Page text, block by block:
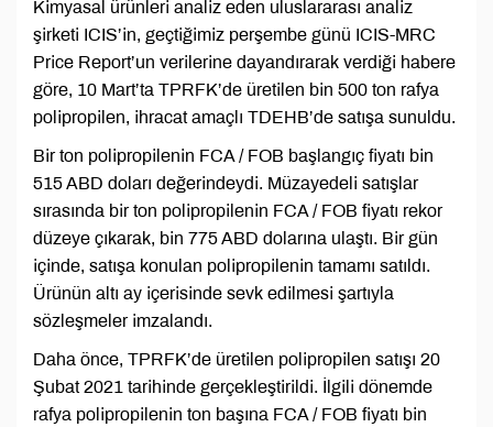
Kimyasal ürünleri analiz eden uluslararası analiz
şirketi ICIS’in, geçtiğimiz perşembe günü ICIS-MRC
Price Report’un verilerine dayandırarak verdiği habere
göre, 10 Mart’ta TPRFK’de üretilen bin 500 ton rafya
polipropilen, ihracat amaçlı TDEHB’de satışa sunuldu.
Bir ton polipropilenin FCA / FOB başlangıç ​​fiyatı bin
515 ABD doları değerindeydi. Müzayedeli satışlar
sırasında bir ton polipropilenin FCA / FOB fiyatı rekor
düzeye çıkarak, bin 775 ABD dolarına ulaştı. Bir gün
içinde, satışa konulan polipropilenin tamamı satıldı.
Ürünün altı ay içerisinde sevk edilmesi şartıyla
sözleşmeler imzalandı.
Daha önce, TPRFK’de üretilen polipropilen satışı 20
Şubat 2021 tarihinde gerçekleştirildi. İlgili dönemde
rafya polipropilenin ton başına FCA / FOB fiyatı bin